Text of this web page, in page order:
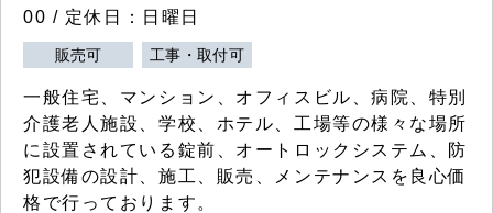
00 / 定休日：日曜日
販売可 工事・取付可
一般住宅、マンション、オフィスビル、病院、特別
介護老人施設、学校、ホテル、工場等の様々な場所
に設置されている錠前、オートロックシステム、防
犯設備の設計、施工、販売、メンテナンスを良心価
格で行っております。